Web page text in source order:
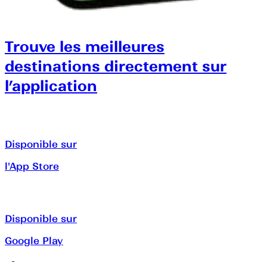
Trouve les meilleures
destinations directement sur
l’application
Disponible sur
l'App Store
Disponible sur
Google Play